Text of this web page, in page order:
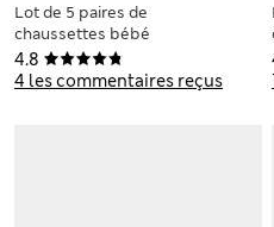
4.8
4 les commentaires reçus
Lot de 5 paires de
chaussettes bébé
en coton (jusqu'au 3
ans)